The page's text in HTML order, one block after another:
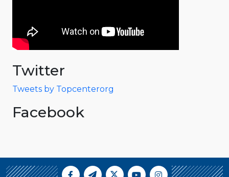
Twitter
Tweets by Topcenterorg
Facebook